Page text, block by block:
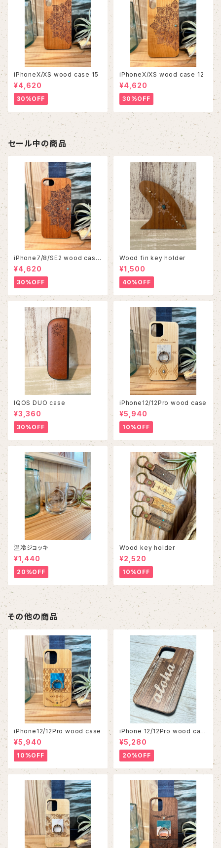
iPhoneX/XS wood case 15
¥4,620
30%OFF
iPhoneX/XS wood case 12
¥4,620
30%OFF
セール中の商品
iPhone7/8/SE2 wood case
86
¥4,620
30%OFF
Wood fin key holder
¥1,500
40%OFF
IQOS DUO case
¥3,360
30%OFF
iPhone12/12Pro wood case
¥5,940
10%OFF
温冷ジョッキ
¥1,440
20%OFF
Wood key holder
¥2,520
10%OFF
その他の商品
iPhone12/12Pro wood case
¥5,940
10%OFF
iPhone 12/12Pro wood cas
e
¥5,280
20%OFF